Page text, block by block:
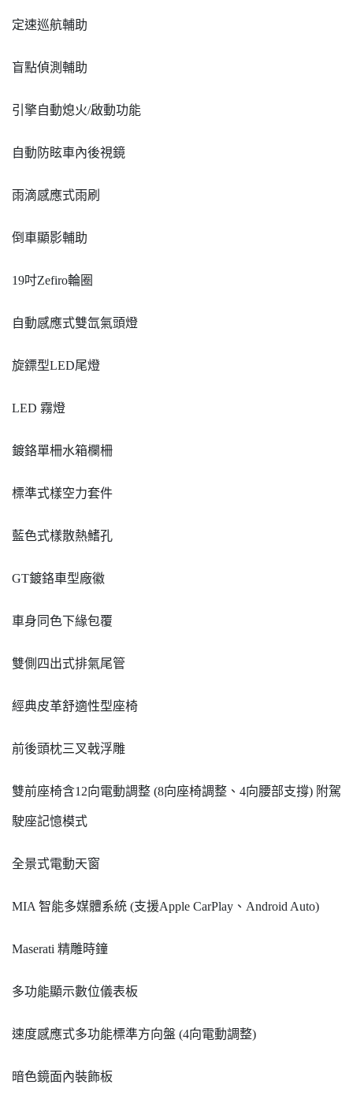
定速巡航輔助
盲點偵測輔助
引擎自動熄火/啟動功能
自動防眩車內後視鏡
雨滴感應式雨刷
倒車顯影輔助
19吋Zefiro輪圈
自動感應式雙氙氣頭燈
旋鏢型LED尾燈
LED 霧燈
鍍鉻單柵水箱欄柵
標準式樣空力套件
藍色式樣散熱鰭孔
GT鍍鉻車型廠徽
車身同色下緣包覆
雙側四出式排氣尾管
經典皮革舒適性型座椅
前後頭枕三叉戟浮雕
雙前座椅含12向電動調整 (8向座椅調整、4向腰部支撐) 附駕
駛座記憶模式
全景式電動天窗
MIA 智能多媒體系統 (支援Apple CarPlay、Android Auto)
Maserati 精雕時鐘
多功能顯示數位儀表板
速度感應式多功能標準方向盤 (4向電動調整)
暗色鏡面內裝飾板